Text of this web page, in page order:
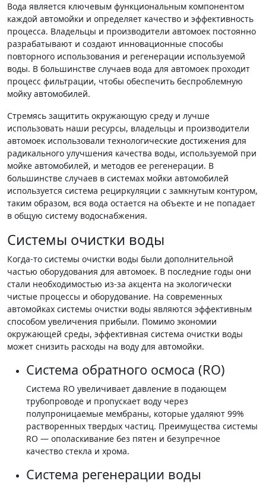
Вода является ключевым функциональным компонентом
каждой автомойки и определяет качество и эффективность
процесса. Владельцы и производители автомоек постоянно
разрабатывают и создают инновационные способы
повторного использования и регенерации используемой
воды. В большинстве случаев вода для автомоек проходит
процесс фильтрации, чтобы обеспечить беспроблемную
мойку автомобилей.
Стремясь защитить окружающую среду и лучше
использовать наши ресурсы, владельцы и производители
автомоек использовали технологические достижения для
радикального улучшения качества воды, используемой при
мойке автомобилей, и методов ее регенерации. В
большинстве случаев в системах мойки автомобилей
используется система рециркуляции с замкнутым контуром,
таким образом, вся вода остается на объекте и не попадает
в общую систему водоснабжения.
Системы очистки воды
Когда-то системы очистки воды были дополнительной
частью оборудования для автомоек. В последние годы они
стали необходимостью из-за акцента на экологически
чистые процессы и оборудование. На современных
автомойках системы очистки воды являются эффективным
способом увеличения прибыли. Помимо экономии
окружающей среды, эффективная система очистки воды
может снизить расходы на воду для автомойки.
Система обратного осмоса (RO)
Система RO увеличивает давление в подающем
трубопроводе и пропускает воду через
полупроницаемые мембраны, которые удаляют 99%
растворенных твердых частиц. Преимущества системы
RO — ополаскивание без пятен и безупречное
качество стекла и хрома.
Система регенерации воды